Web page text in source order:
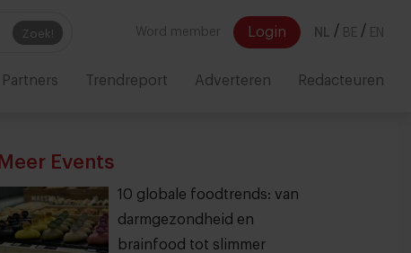
Zoek! Word member Login NL / BE / EN
Partners Trendreport Adverteren Redacteuren
Meer Events
10 globale foodtrends: van
darmgezondheid en
brainfood tot slimmer